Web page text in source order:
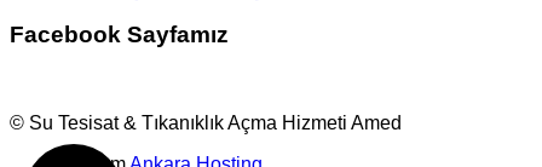
Facebook Sayfamız
© Su Tesisat & Tıkanıklık Açma Hizmeti Amed